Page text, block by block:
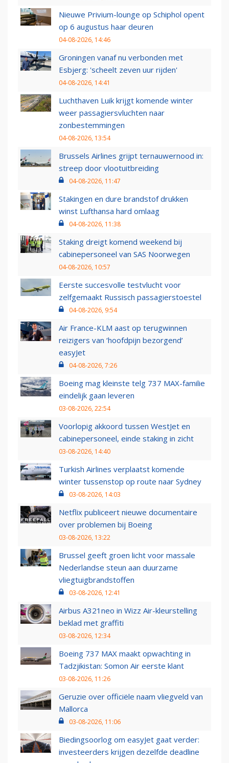
Nieuwe Privium-lounge op Schiphol opent
op 6 augustus haar deuren
04-08-2026, 14:46
Groningen vanaf nu verbonden met
Esbjerg: 'scheelt zeven uur rijden'
04-08-2026, 14:41
Luchthaven Luik krijgt komende winter
weer passagiersvluchten naar
zonbestemmingen
04-08-2026, 13:54
Brussels Airlines grijpt ternauwernood in:
streep door vlootuitbreiding
04-08-2026, 11:47
Stakingen en dure brandstof drukken
winst Lufthansa hard omlaag
04-08-2026, 11:38
Staking dreigt komend weekend bij
cabinepersoneel van SAS Noorwegen
04-08-2026, 10:57
Eerste succesvolle testvlucht voor
zelfgemaakt Russisch passagierstoestel
04-08-2026, 9:54
Air France-KLM aast op terugwinnen
reizigers van ‘hoofdpijn bezorgend’
easyJet
04-08-2026, 7:26
Boeing mag kleinste telg 737 MAX-familie
eindelijk gaan leveren
03-08-2026, 22:54
Voorlopig akkoord tussen WestJet en
cabinepersoneel, einde staking in zicht
03-08-2026, 14:40
Turkish Airlines verplaatst komende
winter tussenstop op route naar Sydney
03-08-2026, 14:03
Netflix publiceert nieuwe documentaire
over problemen bij Boeing
03-08-2026, 13:22
Brussel geeft groen licht voor massale
Nederlandse steun aan duurzame
vliegtuigbrandstoffen
03-08-2026, 12:41
Airbus A321neo in Wizz Air-kleurstelling
beklad met graffiti
03-08-2026, 12:34
Boeing 737 MAX maakt opwachting in
Tadzjikistan: Somon Air eerste klant
03-08-2026, 11:26
Geruzie over officiële naam vliegveld van
Mallorca
03-08-2026, 11:06
Biedingsoorlog om easyJet gaat verder:
investeerders krijgen dezelfde deadline